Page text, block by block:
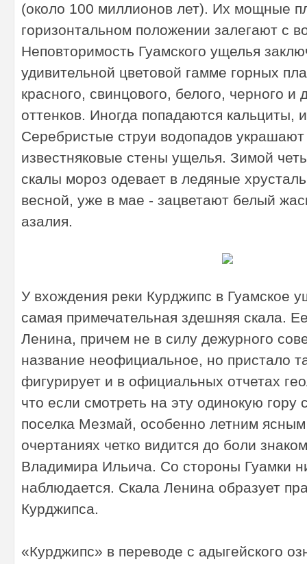
ды
х
(около 100 миллионов лет). Их мощные
горизонтальном положении залегают с
Неповторимость Гуамского ущелья
удивительной цветовой гамме горных
красного, свинцового, белого, черного и
оттенков. Иногда попадаются кальциты,
Серебристые струи водопадов
известняковые стены ущелья. Зимой
скалы мороз одевает в ледяные
весной, уже в мае - зацветают белый
азалия.
У вхождения реки Курджипс в Гуамское
самая примечательная здешняя скала.
Ленина, причем не в силу дежурного
название неофициальное, но пристало
фигурирует и в официальных отчетах
что если смотреть на эту одинокую гору
поселка Мезмай, особенно летним
очертаниях четко видится до боли
Владимира Ильича. Со стороны Гуамки
наблюдается. Скала Ленина образует
Курджипса.
«Курджипс» в переводе с адыгейского